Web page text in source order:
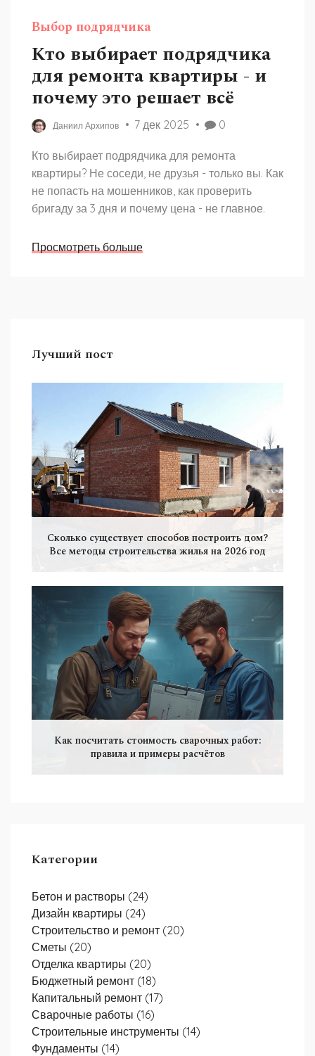
Выбор подрядчика
Кто выбирает подрядчика
для ремонта квартиры - и
почему это решает всё
Даниил Архипов 7 дек 2025 0
Кто выбирает подрядчика для ремонта
квартиры? Не соседи, не друзья - только вы. Как
не попасть на мошенников, как проверить
бригаду за 3 дня и почему цена - не главное.
Просмотреть больше
Лучший пост
Сколько существует способов построить дом?
Все методы строительства жилья на 2026 год
Как посчитать стоимость сварочных работ:
правила и примеры расчётов
Категории
Бетон и растворы (24)
Дизайн квартиры (24)
Строительство и ремонт (20)
Сметы (20)
Отделка квартиры (20)
Бюджетный ремонт (18)
Капитальный ремонт (17)
Сварочные работы (16)
Строительные инструменты (14)
Фундаменты (14)